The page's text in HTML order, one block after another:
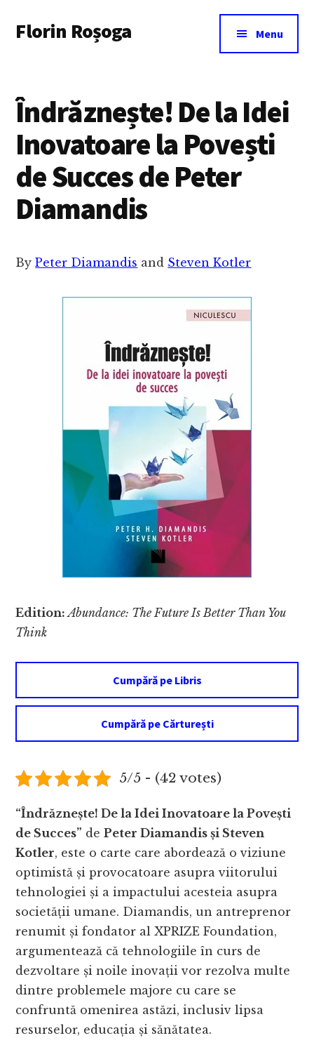
main
menu
Florin Roșoga Menu
Îndrăznește! De la Idei
Inovatoare la Povești
de Succes de Peter
Diamandis
ByPeter Diamandis and Steven Kotler
Edition:Abundance: The Future Is Better Than You
Think
Cumpără pe Libris
Cumpără pe Cărturești
5/5 - (42 votes)
“Îndrăznește! De la Idei Inovatoare la Povești
de Succes” dePeter Diamandis și Steven
Kotler, este o carte care abordează o viziune
optimistă și provocatoare asupra viitorului
tehnologiei și a impactului acesteia asupra
societății umane. Diamandis, un antreprenor
renumit și fondator al XPRIZE Foundation,
argumentează că tehnologiile în curs de
dezvoltare și noile inovații vor rezolva multe
dintre problemele majore cu care se
confruntă omenirea astăzi, inclusiv lipsa
resurselor, educația și sănătatea.